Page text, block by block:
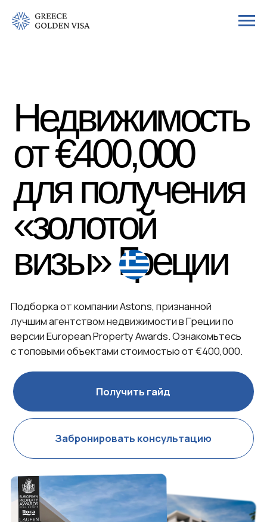
Забронировать консультацию
от €400,000
для получения
«золотой
визы» Греции
Подборка от компании Astons, признанной
лучшим агентством недвижимости в Греции по
версии European Property Awards. Ознакомьтесь
с топовыми объектами стоимостью от €400,000.